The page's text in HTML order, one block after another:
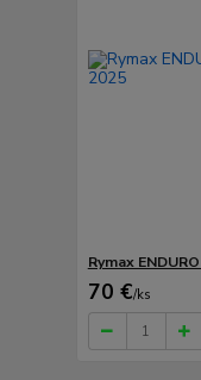
Rymax
70 €/ks